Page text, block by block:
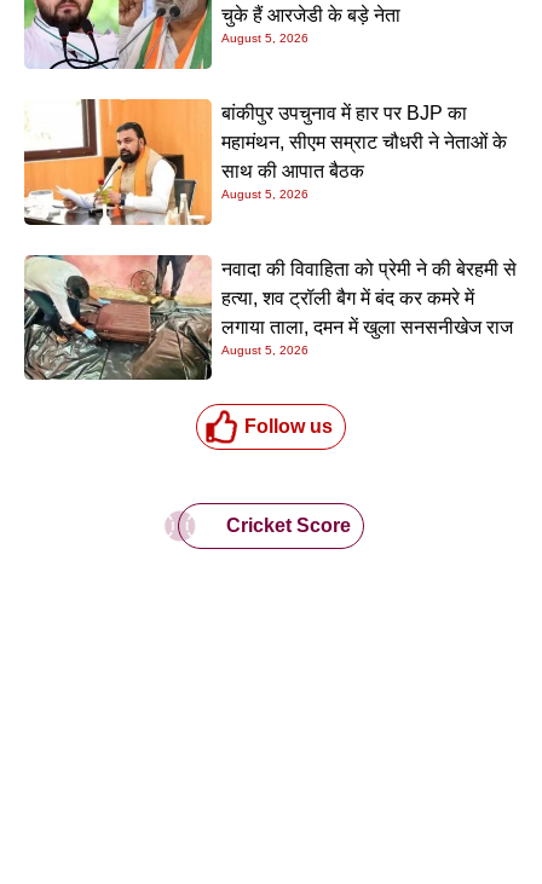
चुके हैं आरजेडी के बड़े नेता
August 5, 2026
बांकीपुर उपचुनाव में हार पर BJP का
महामंथन, सीएम सम्राट चौधरी ने नेताओं के
साथ की आपात बैठक
August 5, 2026
नवादा की विवाहिता को प्रेमी ने की बेरहमी से
हत्या, शव ट्रॉली बैग में बंद कर कमरे में
लगाया ताला, दमन में खुला सनसनीखेज राज
August 5, 2026
Follow us
Cricket Score